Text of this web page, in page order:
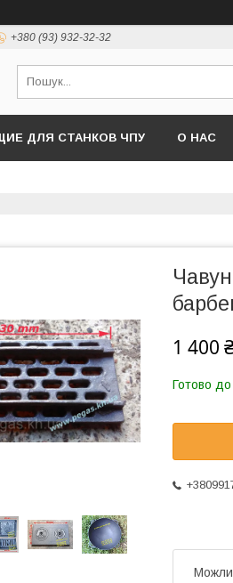
+380 (93) 932-32-32
ДЛЯ СТАНКОВ ЧПУ О НАС
1 400
Готово до